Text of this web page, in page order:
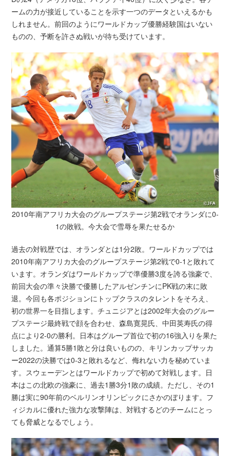
ームの力が接近していることを示す一つのデータといえるかも
しれません。前回のようにワールドカップ優勝経験国はいない
ものの、予断を許さぬ戦いが待ち受けています。
2010年南アフリカ大会のグループステージ第2戦でオランダに0-
1の敗戦。今大会で雪辱を果たせるか
過去の対戦歴では、オランダとは1分2敗。ワールドカップでは
2010年南アフリカ大会のグループステージ第2戦で0-1と敗れて
います。オランダはワールドカップで準優勝3度を誇る強豪で、
前回大会の準々決勝で優勝したアルゼンチンにPK戦の末に敗
退。今回も各ポジションにトップクラスのタレントをそろえ、
初の世界一を目指します。チュニジアとは2002年大会のグルー
プステージ最終戦で顔を合わせ、森島寛晃氏、中田英寿氏の得
点により2-0の勝利。日本はグループ首位で初の16強入りを果た
しました。通算5勝1敗と分は良いものの、キリンカップサッカ
ー2022の決勝では0-3と敗れるなど、侮れない力を秘めていま
す。スウェーデンとはワールドカップで初めて対戦します。日
本はこの北欧の強豪に、過去1勝3分1敗の成績。ただし、その1
勝は実に90年前のベルリンオリンピックにさかのぼります。フ
ィジカルに優れた強力な攻撃陣は、対戦するどのチームにとっ
ても脅威となるでしょう。